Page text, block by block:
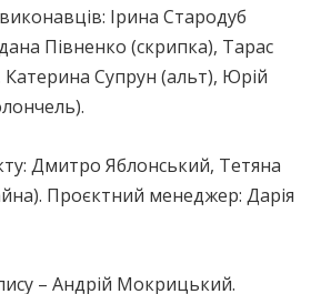
Ірина Стародуб
Півненко (скрипка), Тарас
Супрун (альт), Юрій
Дмитро Яблонський, Тетяна
Проєктний менеджер: Дарія
– Андрій Мокрицький.